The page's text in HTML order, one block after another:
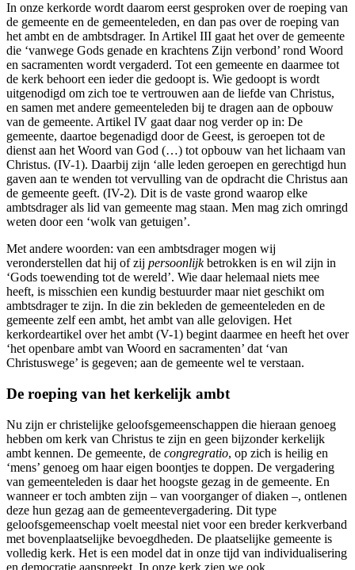
In onze kerkorde wordt daarom eerst gesproken over de roeping van
de gemeente en de gemeenteleden, en dan pas over de roeping van
het ambt en de ambtsdrager. In Artikel III gaat het over de gemeente
die ‘vanwege Gods genade en krachtens Zijn verbond’ rond Woord
en sacramenten wordt vergaderd. Tot een gemeente en daarmee tot
de kerk behoort een ieder die gedoopt is. Wie gedoopt is wordt
uitgenodigd om zich toe te vertrouwen aan de liefde van Christus,
en samen met andere gemeenteleden bij te dragen aan de opbouw
van de gemeente. Artikel IV gaat daar nog verder op in: De
gemeente, daartoe begenadigd door de Geest, is geroepen tot de
dienst aan het Woord van God (…) tot opbouw van het lichaam van
Christus. (IV-1). Daarbij zijn ‘alle leden geroepen en gerechtigd hun
gaven aan te wenden tot vervulling van de opdracht die Christus aan
de gemeente geeft. (IV-2). Dit is de vaste grond waarop elke
ambtsdrager als lid van gemeente mag staan. Men mag zich omringd
weten door een ‘wolk van getuigen’.
Met andere woorden: van een ambtsdrager mogen wij
veronderstellen dat hij of zij persoonlijkbetrokken is en wil zijn in
‘Gods toewending tot de wereld’. Wie daar helemaal niets mee
heeft, is misschien een kundig bestuurder maar niet geschikt om
ambtsdrager te zijn. In die zin bekleden de gemeenteleden en de
gemeente zelf een ambt, het ambt van alle gelovigen. Het
kerkordeartikel over het ambt (V-1) begint daarmee en heeft het over
‘het openbare ambt van Woord en sacramenten’ dat ‘van
Christuswege’ is gegeven; aan de gemeente wel te verstaan.
De roeping van het kerkelijk ambt
Nu zijn er christelijke geloofsgemeenschappen die hieraan genoeg
hebben om kerk van Christus te zijn en geen bijzonder kerkelijk
ambt kennen. De gemeente, de congregratio, op zich is heilig en
‘mens’ genoeg om haar eigen boontjes te doppen. De vergadering
van gemeenteleden is daar het hoogste gezag in de gemeente. En
wanneer er toch ambten zijn – van voorganger of diaken –, ontlenen
deze hun gezag aan de gemeentevergadering. Dit type
geloofsgemeenschap voelt meestal niet voor een breder kerkverband
met bovenplaatselijke bevoegdheden. De plaatselijke gemeente is
volledig kerk. Het is een model dat in onze tijd van individualisering
en democratie aanspreekt. In onze kerk zien we ook